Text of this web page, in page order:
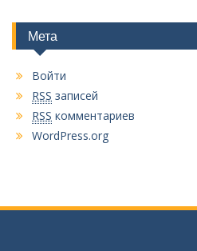
Мета
Войти
RSS записей
RSS комментариев
WordPress.org